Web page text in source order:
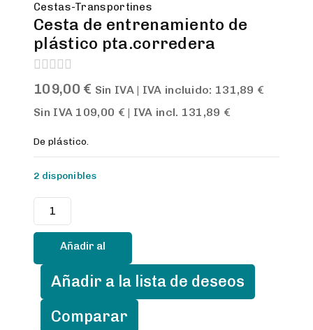
Cestas-Transportines
Cesta de entrenamiento de
plástico pta.corredera
0
out
of
5
109,00 € Sin IVA | IVA incluido: 131,89 €
Sin IVA 109,00 € | IVA incl. 131,89 €
De plástico.
2 disponibles
Cesta
de
entrenamiento
plástico
pta.corredera
cantidad
Añadir al
carrito
Añadir a la lista de deseos
Comparar